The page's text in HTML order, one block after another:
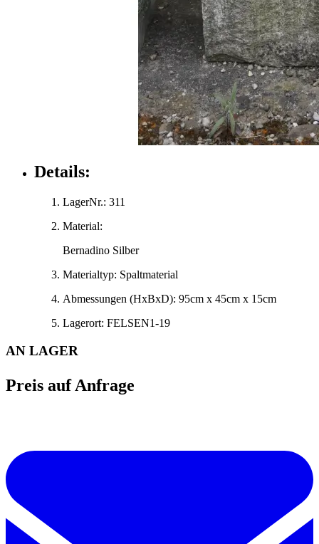
Details:
LagerNr.: 311
Material:
Bernadino Silber
Materialtyp: Spaltmaterial
Abmessungen (HxBxD): 95cm x 45cm x 15cm
Lagerort: FELSEN1-19
AN LAGER
Preis auf Anfrage